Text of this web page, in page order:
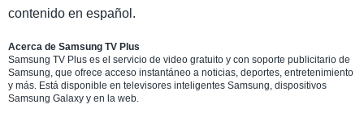
contenido en español.
Acerca de Samsung TV Plus
Samsung TV Plus es el servicio de video gratuito y con soporte publicitario de
Samsung, que ofrece acceso instantáneo a noticias, deportes, entretenimiento
y más. Está disponible en televisores inteligentes Samsung, dispositivos
Samsung Galaxy y en la web.